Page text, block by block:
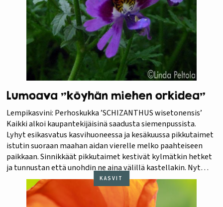
Lumoava ”köyhän miehen orkidea”
Lempikasvini: Perhoskukka ’SCHIZANTHUS wisetonensis’
Kaikki alkoi kaupantekijäisinä saadusta siemenpussista.
Lyhyt esikasvatus kasvihuoneessa ja kesäkuussa pikkutaimet
istutin suoraan maahan aidan vierelle melko paahteiseen
paikkaan. Sinnikkäät pikkutaimet kestivät kylmätkin hetket
ja tunnustan että unohdin ne aina välillä kastellakin. Nyt
heinäkuun lopulla on ihana kukkaloisto parhaimmillaan
joten vaikeaksi kasvatettavaksi ei tätä kasvia todellakaan voi
kutsua. Ensi kesänä taidan…
KASVIT